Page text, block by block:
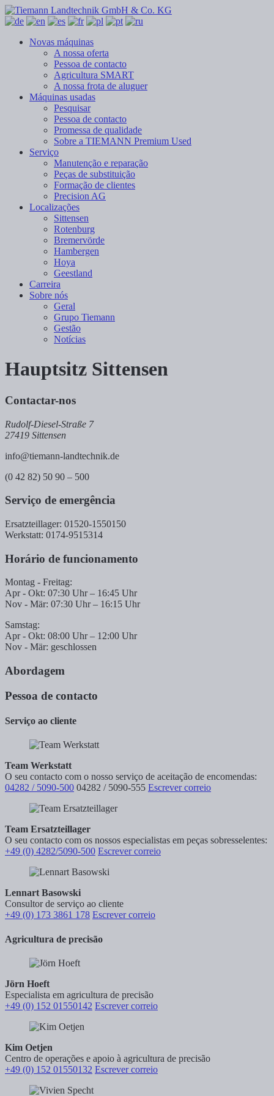
Novas máquinas
A nossa oferta
Pessoa de contacto
Agricultura SMART
A nossa frota de aluguer
Máquinas usadas
Pesquisar
Pessoa de contacto
Promessa de qualidade
Sobre a TIEMANN Premium Used
Serviço
Manutenção e reparação
Peças de substituição
Formação de clientes
Precision AG
Localizações
Sittensen
Rotenburg
Bremervörde
Hambergen
Hoya
Geestland
Carreira
Sobre nós
Geral
Grupo Tiemann
Gestão
Notícias
Hauptsitz Sittensen
Contactar-nos
Rudolf-Diesel-Straße 7
27419 Sittensen
info@tiemann-landtechnik.de
(0 42 82) 50 90 – 500
Serviço de emergência
Ersatzteillager: 01520-1550150
Werkstatt: 0174-9515314
Horário de funcionamento
Montag - Freitag:
Apr - Okt: 07:30 Uhr – 16:45 Uhr
Nov - Mär: 07:30 Uhr – 16:15 Uhr
Samstag:
Apr - Okt: 08:00 Uhr – 12:00 Uhr
Nov - Mär: geschlossen
Abordagem
Pessoa de contacto
Serviço ao cliente
Team Werkstatt
O seu contacto com o nosso serviço de aceitação de encomendas:
04282 / 5090-500 04282 / 5090-555 Escrever correio
Team Ersatzteillager
O seu contacto com os nossos especialistas em peças sobresselentes:
+49 (0) 4282/5090-500 Escrever correio
Lennart Basowski
Consultor de serviço ao cliente
+49 (0) 173 3861 178 Escrever correio
Agricultura de precisão
Jörn Hoeft
Especialista em agricultura de precisão
+49 (0) 152 01550142 Escrever correio
Kim Oetjen
Centro de operações e apoio à agricultura de precisão
+49 (0) 152 01550132 Escrever correio